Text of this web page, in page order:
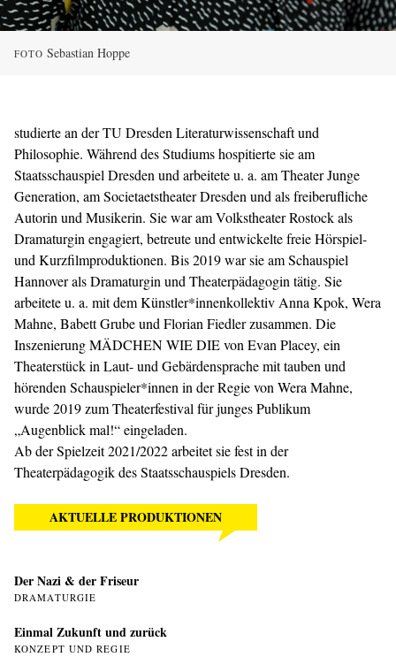
FOTO Sebastian Hoppe
studierte an der TU Dresden Literaturwissenschaft und
Philosophie. Während des Studiums hospitierte sie am
Staatsschauspiel Dresden und arbeitete u. a. am Theater Junge
Generation, am Societaetstheater Dresden und als freiberufliche
Autorin und Musikerin. Sie war am Volkstheater Rostock als
Dramaturgin engagiert, betreute und entwickelte freie Hörspiel-
und Kurzfilmproduktionen. Bis 2019 war sie am Schauspiel
Hannover als Dramaturgin und Theaterpädagogin tätig. Sie
arbeitete u. a. mit dem Künstler*innenkollektiv Anna Kpok, Wera
Mahne, Babett Grube und Florian Fiedler zusammen. Die
Inszenierung MÄDCHEN WIE DIE von Evan Placey, ein
Theaterstück in Laut- und Gebärdensprache mit tauben und
hörenden Schauspieler*innen in der Regie von Wera Mahne,
wurde 2019 zum Theaterfestival für junges Publikum
„Augenblick mal!“ eingeladen.
Ab der Spielzeit 2021/2022 arbeitet sie fest in der
Theaterpädagogikdes Staatsschauspiels Dresden.
AKTUELLE PRODUKTIONEN
Der Nazi & der Friseur
DRAMATURGIE
Einmal Zukunft und zurück
KONZEPT UND REGIE